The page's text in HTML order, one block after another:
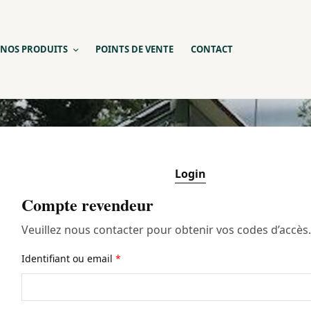
NOS PRODUITS POINTS DE VENTE CONTACT
Login
Compte revendeur
Veuillez nous contacter pour obtenir vos codes d’accès.
Identifiant ou email*